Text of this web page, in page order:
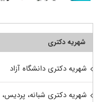
شهریه دکتری
شهریه دکتری دانشگاه آزاد
شهریه دکتری شبانه، پردیس،